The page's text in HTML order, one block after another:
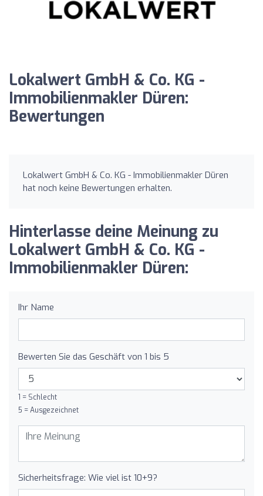
Lokalwert GmbH & Co. KG -
Immobilienmakler Düren:
Bewertungen
Lokalwert GmbH & Co. KG - Immobilienmakler Düren
hat noch keine Bewertungen erhalten.
Hinterlasse deine Meinung zu
Lokalwert GmbH & Co. KG -
Immobilienmakler Düren:
Ihr Name
Bewerten Sie das Geschäft von 1 bis 5
1 = Schlecht
5 = Ausgezeichnet
Sicherheitsfrage: Wie viel ist 10+9?